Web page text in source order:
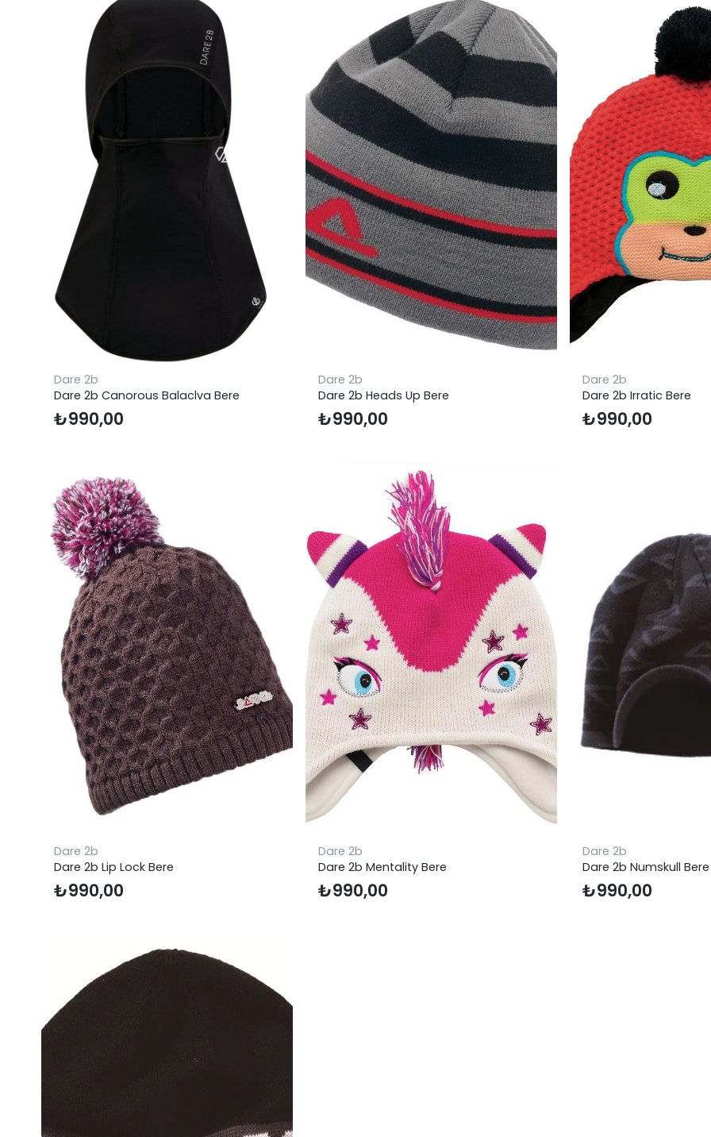
Dare 2b
Dare 2b Canorous Balaclva Bere
₺990,00
Dare 2b
Dare 2b Heads Up Bere
₺990,00
Dare 2b
Dare 2b Irratic Bere
₺990,00
Dare 2b
Dare 2b Lip Lock Bere
₺990,00
Dare 2b
Dare 2b Mentality Bere
₺990,00
Dare 2b
Dare 2b Numskull Bere
₺990,00